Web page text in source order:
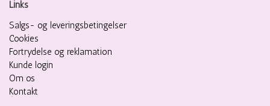
Links
Salgs- og leveringsbetingelser
Cookies
Fortrydelse og reklamation
Kunde login
Om os
Kontakt